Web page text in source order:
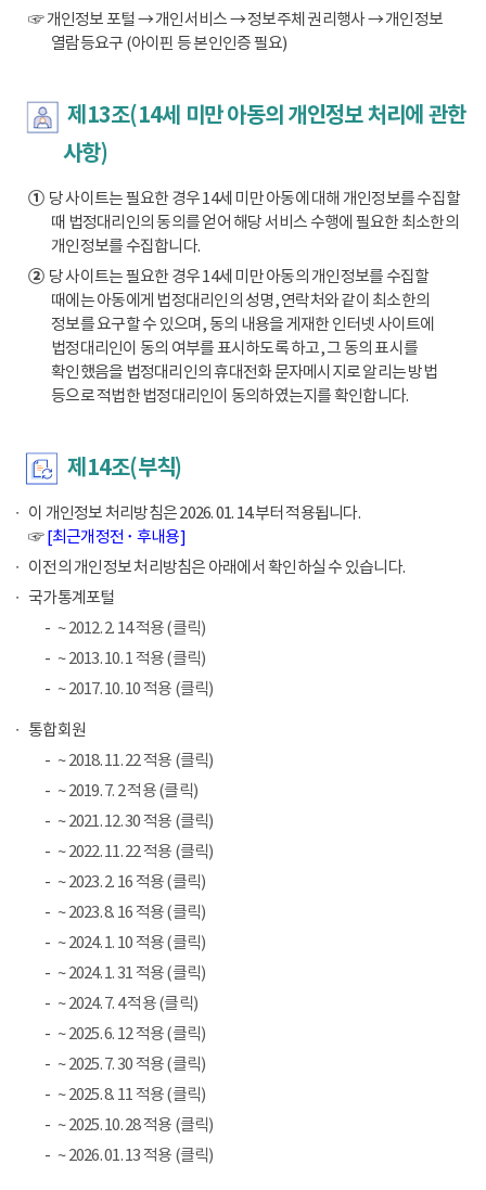
☞ 개인정보 포털 → 개인서비스 → 정보주체 권리행사 → 개인정보
열람등요구 (아이핀 등 본인인증 필요)
제13조(14세 미만 아동의 개인정보 처리에 관한
사항)
①당 사이트는 필요한 경우 14세 미만 아동에 대해 개인정보를 수집할
때 법정대리인의 동의를 얻어 해당 서비스 수행에 필요한 최소한의
개인정보를 수집합니다.
②당 사이트는 필요한 경우 14세 미만 아동의 개인정보를 수집할
때에는 아동에게 법정대리인의 성명, 연락처와 같이 최소한의
정보를 요구할 수 있으며, 동의 내용을 게재한 인터넷 사이트에
법정대리인이 동의 여부를 표시하도록 하고, 그 동의 표시를
확인했음을 법정대리인의 휴대전화 문자메시지로 알리는 방법
등으로 적법한 법정대리인이 동의하였는지를 확인합니다.
제14조(부칙)
이 개인정보 처리방침은 2026. 01. 14.부터 적용됩니다.
☞[최근개정전 ･ 후내용]
이전의 개인정보 처리방침은 아래에서 확인하실 수 있습니다.
국가통계포털
~ 2012. 2. 14 적용 (클릭)
~ 2013. 10. 1 적용 (클릭)
~ 2017. 10. 10 적용 (클릭)
통합회원
~ 2018. 11. 22 적용 (클릭)
~ 2019. 7. 2 적용 (클릭)
~ 2021. 12. 30 적용 (클릭)
~ 2022. 11. 22 적용 (클릭)
~ 2023. 2. 16 적용 (클릭)
~ 2023. 8. 16 적용 (클릭)
~ 2024. 1. 10 적용 (클릭)
~ 2024. 1. 31 적용 (클릭)
~ 2024. 7. 4 적용 (클릭)
~ 2025. 6. 12 적용 (클릭)
~ 2025. 7. 30 적용 (클릭)
~ 2025. 8. 11 적용 (클릭)
~ 2025. 10. 28 적용 (클릭)
~ 2026. 01. 13 적용 (클릭)